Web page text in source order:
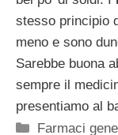
stesso principio
meno e sono
Sarebbe buona
sempre il
presentiamo al
Categorie
Farmaci